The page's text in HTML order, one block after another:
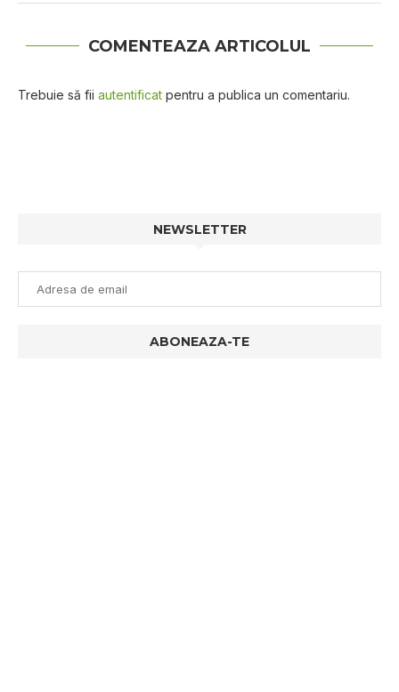
COMENTEAZA ARTICOLUL
Trebuie să fii autentificat pentru a publica un comentariu.
NEWSLETTER